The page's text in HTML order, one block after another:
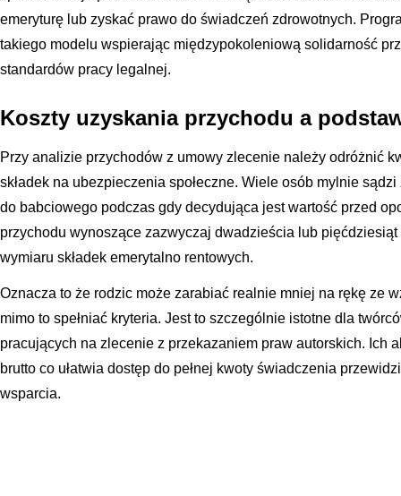
emeryturę lub zyskać prawo do świadczeń zdrowotnych.
takiego modelu wspierając międzypokoleniową solidarność
standardów pracy legalnej.
Koszty uzyskania przychodu a
Przy analizie przychodów z umowy zlecenie należy odróżnić
składek na ubezpieczenia społeczne. Wiele osób mylnie
do babciowego podczas gdy decydująca jest wartość przed
przychodu wynoszące zazwyczaj dwadzieścia lub
wymiaru składek emerytalno rentowych.
Oznacza to że rodzic może zarabiać realnie mniej na rękę ze
mimo to spełniać kryteria. Jest to szczególnie istotne dla
pracujących na zlecenie z przekazaniem praw autorskich. Ich
brutto co ułatwia dostęp do pełnej kwoty świadczenia
wsparcia.